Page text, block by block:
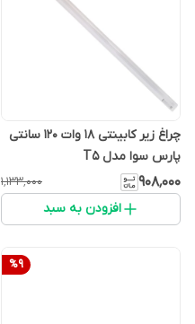
چراغ زیر کابینتی ۱۸ وات ۱۲۰ سانتی
پارس سوا مدل T5
۹۰۸٬۰۰۰ ۱٬۱۳۳٬۰۰۰
افزودن به سبد
%9